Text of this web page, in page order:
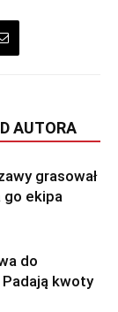
AUTORA
grasował
go ekipa
do
kwoty